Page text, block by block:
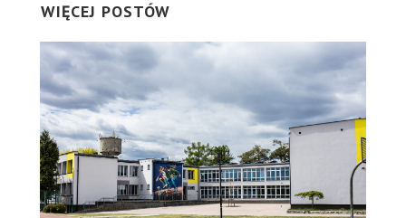
WIĘCEJ POSTÓW